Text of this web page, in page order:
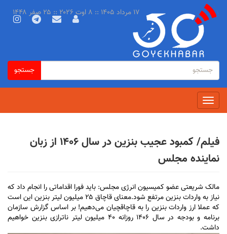
فرم
جستجو
جستجو
جستجو
Toggle
navigation
۱۷ مرداد ۱۴۰۵ :: ۸ اوت ۲۰۲۶ :: ۲۵ صفر ۱۴۴۸
فیلم/ کمبود عجیب بنزین در سال ۱۴۰۶ از زبان
نماینده مجلس
مالک شریعتی عضو کمیسیون انرژی مجلس: باید فورا اقداماتی را انجام داد که
نیاز به واردات بنزین مرتفع شود.معنای قاچاق ۲۵ میلیون لیتر بنزین این است
که عملا ارز واردات بنزین را به قاچاقچیان می‌دهیم! بر اساس گزارش سازمان
برنامه و بودجه در سال ۱۴۰۶ روزانه ۴۰ میلیون لیتر ناترازی بنزین خواهیم
داشت.